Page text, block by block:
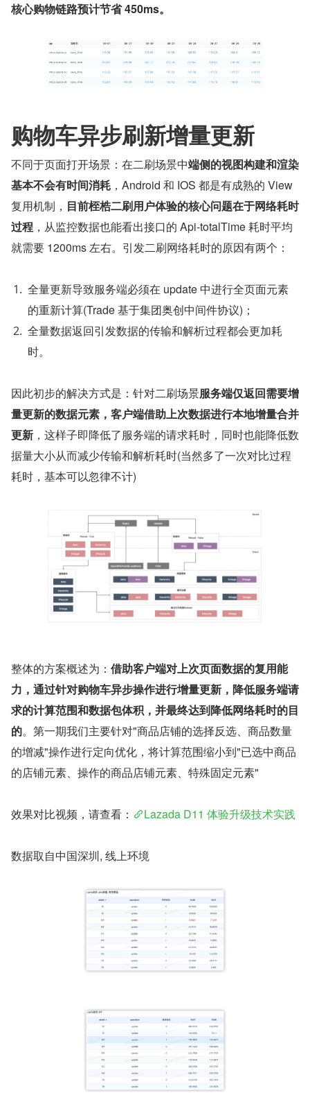
核心购物链路预计节省 450ms。
购物车异步刷新增量更新
不同于页面打开场景：在二刷场景中端侧的视图构建和渲染
基本不会有时间消耗 ，Android 和 IOS 都是有成熟的 View
复用机制， 目前桎梏二刷用户体验的核心问题在于网络耗时
过程 ，从监控数据也能看出接口的 Api-totalTime 耗时平均
就需要 1200ms 左右。引发二刷网络耗时的原因有两个：
全量更新导致服务端必须在 update 中进行全页面元素
的重新计算(Trade 基于集团奥创中间件协议)；
全量数据返回引发数据的传输和解析过程都会更加耗
时。
因此初步的解决方式是：针对二刷场景服务端仅返回需要增
量更新的数据元素，客户端借助上次数据进行本地增量合并
更新 ，这样子即降低了服务端的请求耗时，同时也能降低数
据量大小从而减少传输和解析耗时(当然多了一次对比过程
耗时，基本可以忽律不计)
整体的方案概述为： 借助客户端对上次页面数据的复用能
力，通过针对购物车异步操作进行增量更新，降低服务端请
求的计算范围和数据包体积，并最终达到降低网络耗时的目
的。第一期我们主要针对"商品店铺的选择反选、商品数量
的增减"操作进行定向优化，将计算范围缩小到"已选中商品
的店铺元素、操作的商品店铺元素、特殊固定元素"
效果对比视频，请查看： Lazada D11 体验升级技术实践
数据取自中国深圳, 线上环境